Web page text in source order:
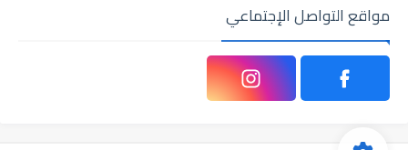
مواقع التواصل الإجتماعي